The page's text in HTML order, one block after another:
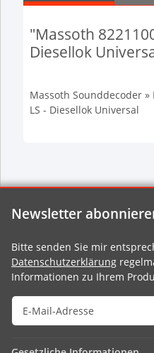
"Massoth
Diesellok
Massoth Sounddecoder »
LS - Diesellok Universal
Newsletter
Bitte senden Sie mir
Datenschutzerklärung
Informationen zu Ihrem